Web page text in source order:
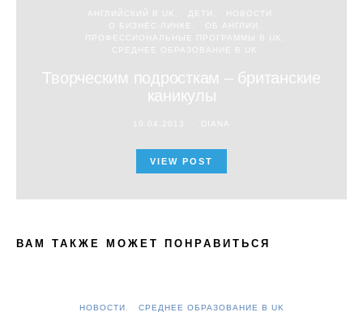
АНГЛИЙСКИЙ В UK ДЕТИ
НОВОСТИ
О БИЗНЕС-ЛИНКЕ
ОБ АНГЛИИ
ПРОФЕССИОНАЛЬНЫЕ ПРОГРАММЫ В UK
СРЕДНЕЕ ОБРАЗОВАНИЕ В UK
Творческим подросткам – британские
каникулы
10.04.2013 DIANA
VIEW POST
ВАМ ТАКЖЕ МОЖЕТ ПОНРАВИТЬСЯ
НОВОСТИ СРЕДНЕЕ ОБРАЗОВАНИЕ В UK